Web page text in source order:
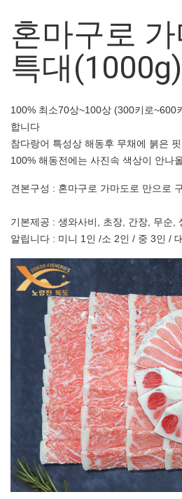
혼마구로
특대(1000g)
100% 최소70상~100상 (300키로~600
합니다
참다랑어 특성상 해동후 무채에 붉은
100% 해동전에는 사진속 색상이 안나
견본구성 : 혼마구로 가마도로 만으로
기본제공 : 생와사비, 초장, 간장, 무순,
알립니다 : 미니 1인 /소 2인 / 중 3인 /